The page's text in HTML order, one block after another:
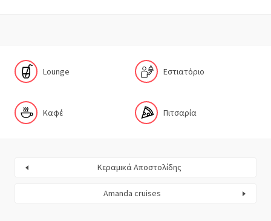
Lounge Εστιατόριο
Καφέ Πιτσαρία
Κεραμικά Αποστολίδης
Amanda cruises